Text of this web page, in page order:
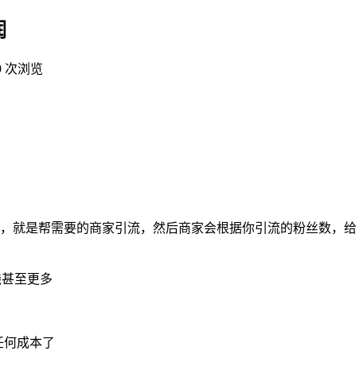
次浏览
就是帮需要的商家引流，然后商家会根据你引流的粉丝数，给
至更多
成本了